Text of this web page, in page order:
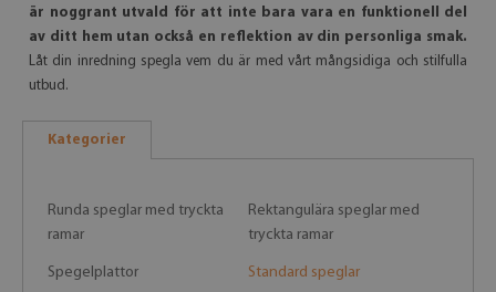
är noggrant utvald för att inte bara vara en funktionell del
av ditt hem utan också en reflektion av din personliga smak.
Låt din inredning spegla vem du är med vårt mångsidiga och stilfulla
utbud.
Kategorier
Runda speglar med tryckta
ramar
Rektangulära speglar med
tryckta ramar
Spegelplattor Standard speglar